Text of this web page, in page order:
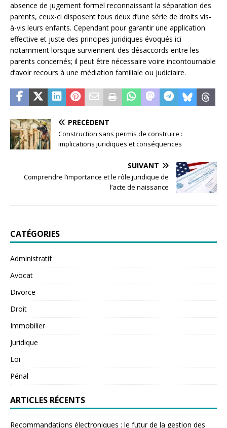
absence de jugement formel reconnaissant la séparation des
parents, ceux-ci disposent tous deux d’une série de droits vis-
à-vis leurs enfants. Cependant pour garantir une application
effective et juste des principes juridiques évoqués ici
notamment lorsque surviennent des désaccords entre les
parents concernés; il peut être nécessaire voire incontournable
d’avoir recours à une médiation familiale ou judiciaire.
PRÉCÉDENT
Construction sans permis de construire :
implications juridiques et conséquences
SUIVANT
Comprendre l’importance et le rôle juridique de
l’acte de naissance
CATÉGORIES
Administratif
Avocat
Divorce
Droit
Immobilier
Juridique
Loi
Pénal
ARTICLES RÉCENTS
Recommandations électroniques : le futur de la gestion des